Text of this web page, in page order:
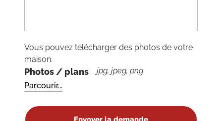
Vous pouvez télécharger des photos de votre
maison.
Photos / plans jpg, jpeg, png